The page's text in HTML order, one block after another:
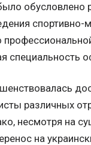
обусловлено
специальность
различных
несмотря на
на